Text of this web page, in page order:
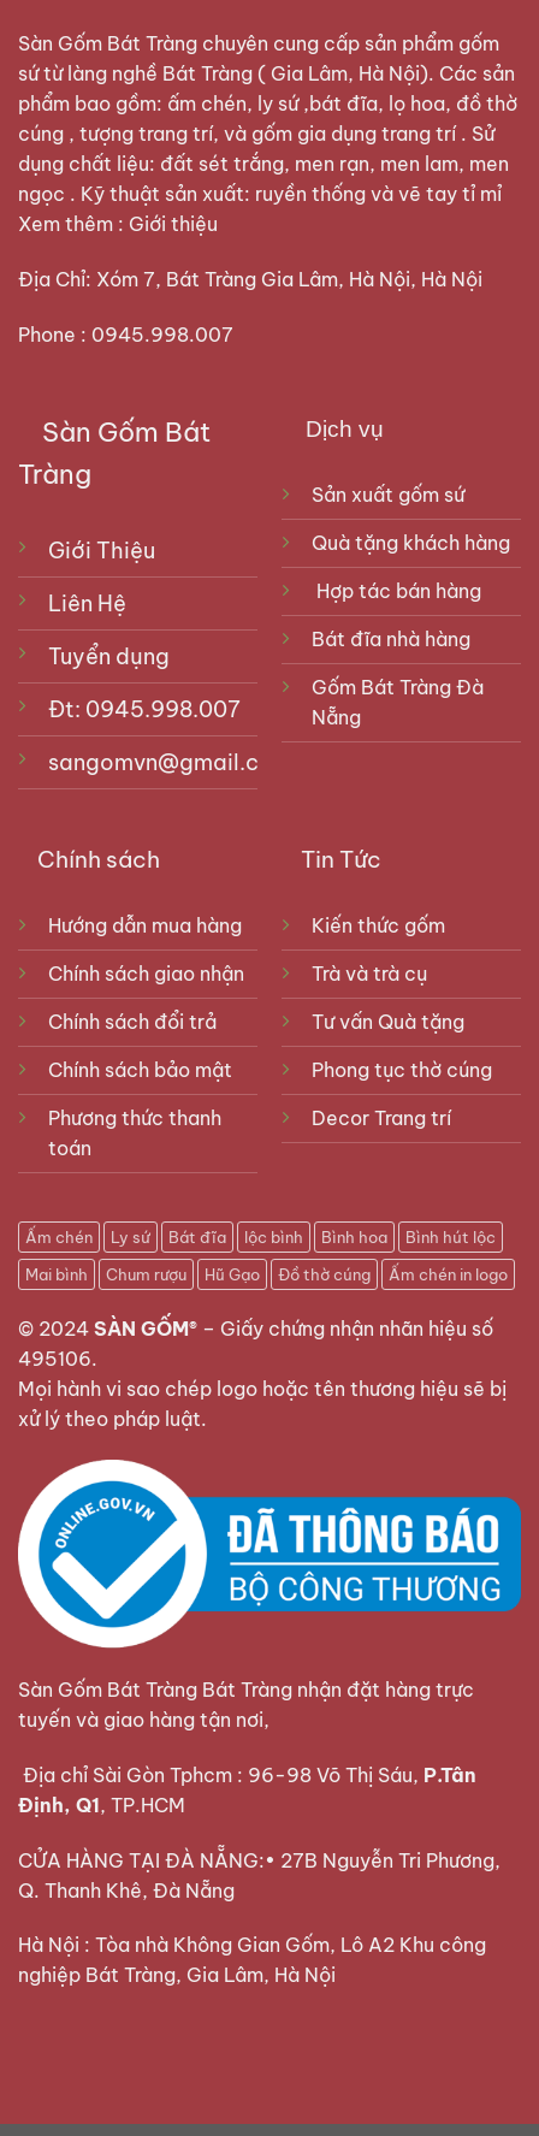
Sàn Gốm Bát Tràng chuyên cung cấp sản phẩm gốm
sứ từ làng nghề Bát Tràng ( Gia Lâm, Hà Nội). Các sản
phẩm bao gồm: ấm chén, ly sứ ,bát đĩa, lọ hoa, đồ thờ
cúng , tượng trang trí, và gốm gia dụng trang trí . Sử
dụng chất liệu: đất sét trắng, men rạn, men lam, men
ngọc . Kỹ thuật sản xuất: ruyền thống và vẽ tay tỉ mỉ
Xem thêm : Giới thiệu
Địa Chỉ: Xóm 7, Bát Tràng Gia Lâm, Hà Nội, Hà Nội
Phone : 0945.998.007
Sàn Gốm Bát
Tràng
Giới Thiệu
Liên Hệ
Tuyển dụng
Đt: 0945.998.007
sangomvn@gmail.com
Dịch vụ
Sản xuất gốm sứ
Quà tặng khách hàng
Hợp tác bán hàng
Bát đĩa nhà hàng
Gốm Bát Tràng Đà
Nẵng
Chính sách
Hướng dẫn mua hàng
Chính sách giao nhận
Chính sách đổi trả
Chính sách bảo mật
Phương thức thanh
toán
Tin Tức
Kiến thức gốm
Trà và trà cụ
Tư vấn Quà tặng
Phong tục thờ cúng
Decor Trang trí
Ấm chén Ly sứ Bát đĩa lộc bình Bình hoa
Bình hút lộc
Mai bình
Chum rượu Hũ Gạo Đồ thờ cúng Ấm chén in logo
© 2024 SÀN GỐM® – Giấy chứng nhận nhãn hiệu số
495106.
Mọi hành vi sao chép logo hoặc tên thương hiệu sẽ bị
xử lý theo pháp luật.
Sàn Gốm Bát Tràng Bát Tràng nhận đặt hàng trực
tuyến và giao hàng tận nơi,
Địa chỉ Sài Gòn Tphcm : 96-98 Võ Thị Sáu, P.Tân
Định, Q1, TP.HCM
CỬA HÀNG TẠI ĐÀ NẴNG:• 27B Nguyễn Tri Phương,
Q. Thanh Khê, Đà Nẵng
Hà Nội : Tòa nhà Không Gian Gốm, Lô A2 Khu công
nghiệp Bát Tràng, Gia Lâm, Hà Nội